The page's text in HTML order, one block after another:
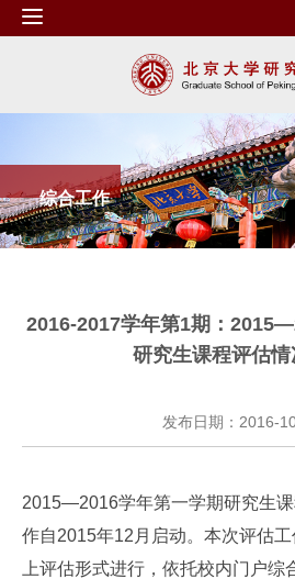
综合工作
2016-2017学年第1期：
研究生课程评估
发布日期：2016-
2015—2016学年第一学期研究生课
作自2015年12月启动。本次评估工
上评估形式进行，依托校内门户综